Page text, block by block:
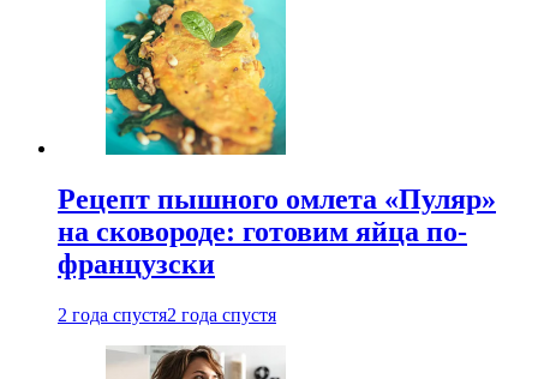
Рецепт пышного омлета «Пуляр»
на сковороде: готовим яйца по-
французски
2 года спустя2 года спустя